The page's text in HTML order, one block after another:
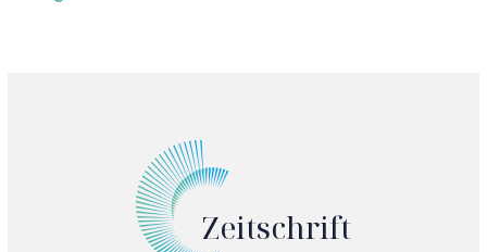
Zeitschrift